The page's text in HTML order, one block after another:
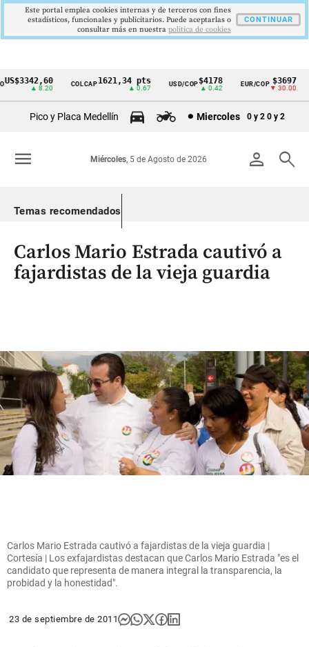
Cintillo
Colombia
▲ 8.20
COLCAP1621,34 pts
▲ 0.67
USD/COP$4178
▲ 0.42
EUR/COP $3697
▼ 30.00
Pico y Placa Medellín Miercoles 0 y 2 0 y 2
person search
Miércoles, 5 de Agosto de 2026
menu
Temas recomendados
Carlos Mario Estrada cautivó a
fajardistas de la vieja guardia
Carlos Mario Estrada cautivó a fajardistas de la vieja guardia |
Cortesía | Los exfajardistas destacan que Carlos Mario Estrada "es el
candidato que representa de manera integral la transparencia, la
probidad y la honestidad".
23 de septiembre de 2011
Este portal emplea cookies internas y de terceros con fines
estadísticos, funcionales y publicitarios. Puede aceptarlas o
consultar más en nuestra politica de cookies
CONTINUAR